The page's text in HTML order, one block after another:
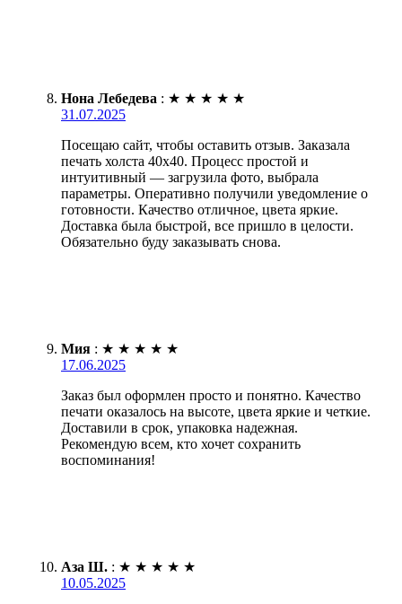
Нона Лебедева : ★ ★ ★ ★ ★
31.07.2025
Посещаю сайт, чтобы оставить отзыв. Заказала
печать холста 40х40. Процесс простой и
интуитивный — загрузила фото, выбрала
параметры. Оперативно получили уведомление о
готовности. Качество отличное, цвета яркие.
Доставка была быстрой, все пришло в целости.
Обязательно буду заказывать снова.
Мия : ★ ★ ★ ★ ★
17.06.2025
Заказ был оформлен просто и понятно. Качество
печати оказалось на высоте, цвета яркие и четкие.
Доставили в срок, упаковка надежная.
Рекомендую всем, кто хочет сохранить
воспоминания!
Аза Ш. : ★ ★ ★ ★ ★
10.05.2025